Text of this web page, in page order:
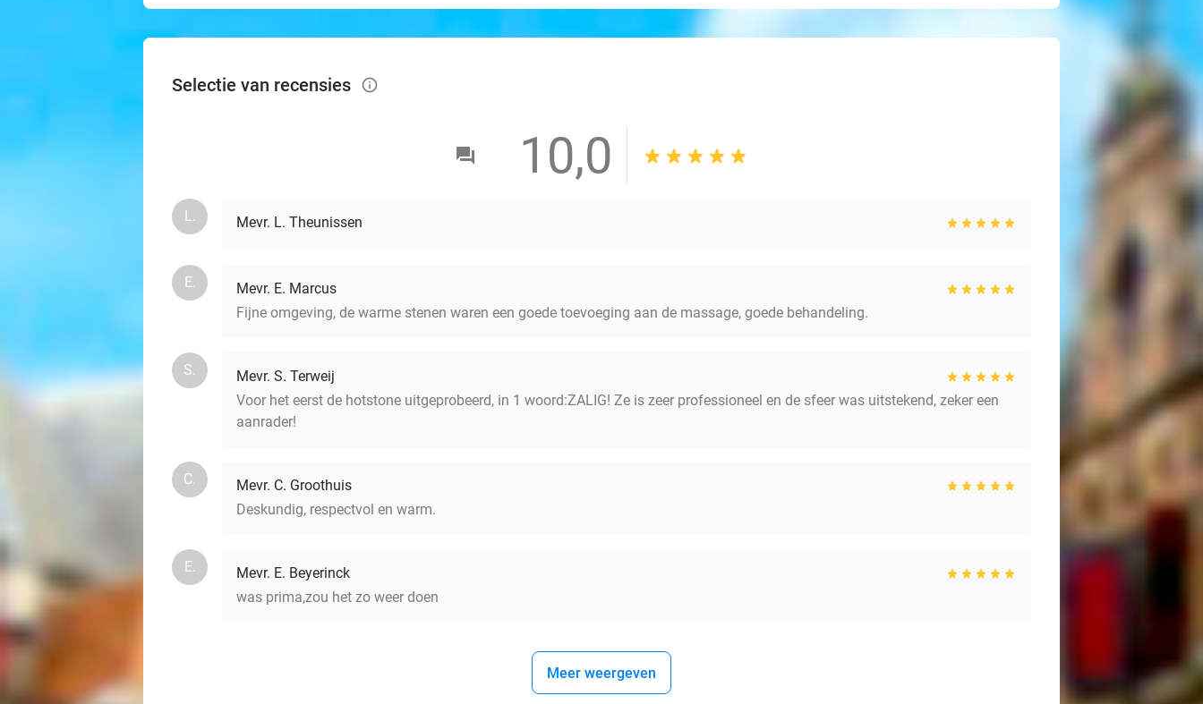
Selectie van recensies info_outlined
10,0
L. Mevr. L. Theunissen
E.
Mevr. E. Marcus
Fijne omgeving, de warme stenen waren een goede toevoeging aan de massage, goede behandeling.
S.
Mevr. S. Terweij
Voor het eerst de hotstone uitgeprobeerd, in 1 woord:ZALIG! Ze is zeer professioneel en de sfeer was uitstekend, zeker een
aanrader!
C.
Mevr. C. Groothuis
Deskundig, respectvol en warm.
E.
Mevr. E. Beyerinck
was prima,zou het zo weer doen
Meer weergeven